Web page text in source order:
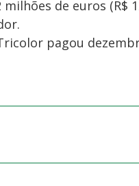
de euros (R$
pagou